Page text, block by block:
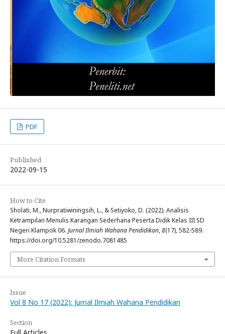
PDF
Published
2022-09-15
How to Cite
Sholati, M., Nurpratiwiningsih, L., & Setiyoko, D. (2022). Analisis
Ketrampilan Menulis Karangan Sederhana Peserta Didik Kelas III SD
Negeri Klampok 06. Jurnal Ilmiah Wahana Pendidikan,8(17), 582-589.
https://doi.org/10.5281/zenodo.7081485
More Citation Formats
Issue
Vol 8 No 17 (2022): Jurnal Ilmiah Wahana Pendidikan
Section